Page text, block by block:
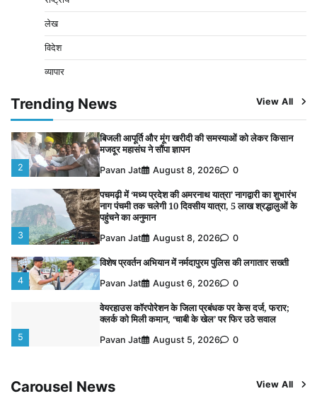
लेख
विदेश
व्यापार
Trending News View All
क्लर्क को मिली कमान, ‘चाबी के खेल’ पर फिर उठे सवाल
1
2
बिजली आपूर्ति और मूंग खरीदी की समस्याओं को लेकर किसान
मजदूर महासंघ ने सौंपा ज्ञापन
Pavan Jat August 8, 2026 0
3
पचमढ़ी में ‘मध्य प्रदेश की अमरनाथ यात्रा’ नागद्वारी का शुभारंभ
नाग पंचमी तक चलेगी 10 दिवसीय यात्रा, 5 लाख श्रद्धालुओं के
पहुंचने का अनुमान
Pavan Jat August 8, 2026 0
4
विशेष प्रवर्तन अभियान में नर्मदापुरम पुलिस की लगातार सख्ती
Pavan Jat August 6, 2026 0
5
वेयरहाउस कॉरपोरेशन के जिला प्रबंधक पर केस दर्ज, फरार;
क्लर्क को मिली कमान, ‘चाबी के खेल’ पर फिर उठे सवाल
Pavan Jat August 5, 2026 0
1
Carousel News View All